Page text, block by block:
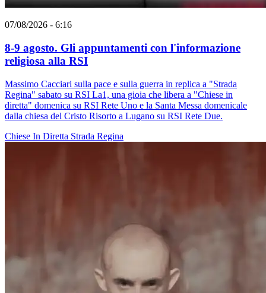
07/08/2026 - 6:16
8-9 agosto. Gli appuntamenti con l'informazione
religiosa alla RSI
Massimo Cacciari sulla pace e sulla guerra in replica a "Strada
Regina" sabato su RSI La1, una gioia che libera a "Chiese in
diretta" domenica su RSI Rete Uno e la Santa Messa domenicale
dalla chiesa del Cristo Risorto a Lugano su RSI Rete Due.
Chiese In Diretta Strada Regina